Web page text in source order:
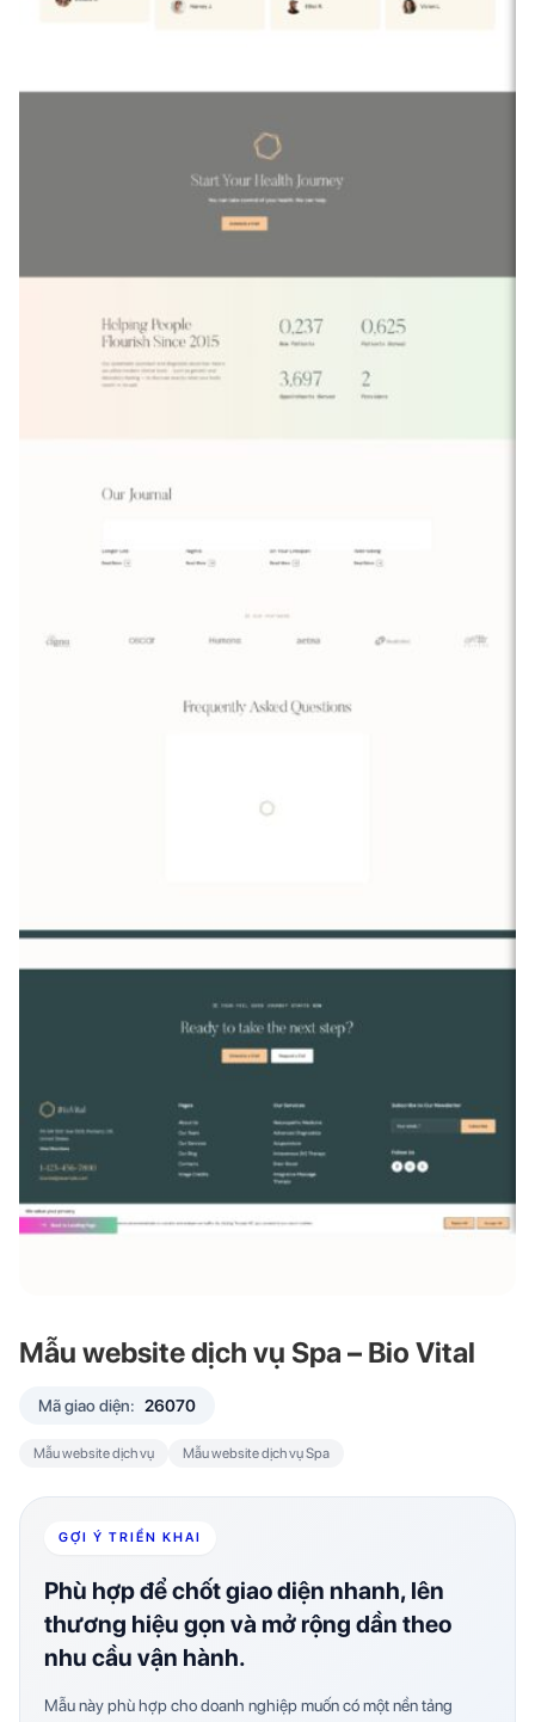
Mẫu website dịch vụ Spa – Bio Vital
Mã giao diện: 26070
Mẫu website dịch vụ Mẫu website dịch vụ Spa
GỢI Ý TRIỂN KHAI
Phù hợp để chốt giao diện nhanh, lên
thương hiệu gọn và mở rộng dần theo
nhu cầu vận hành.
Mẫu này phù hợp cho doanh nghiệp muốn có một nền tảng